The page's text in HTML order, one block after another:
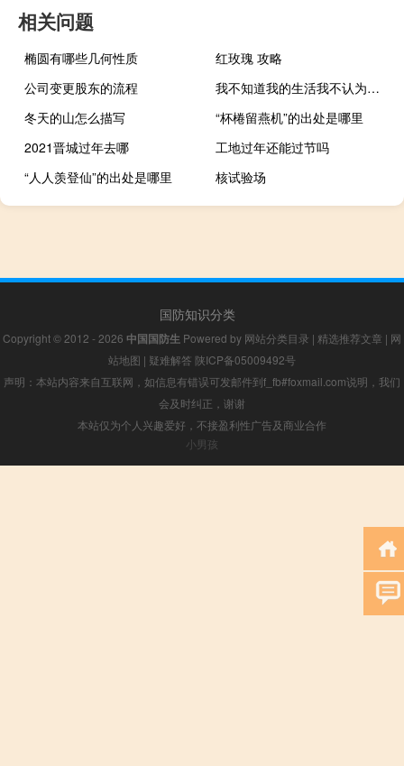
相关问题
椭圆有哪些几何性质
红玫瑰 攻略
公司变更股东的流程
我不知道我的生活我不认为我是一个绅士我不知道我的举止
冬天的山怎么描写
“杯棬留燕机”的出处是哪里
2021晋城过年去哪
工地过年还能过节吗
“人人羡登仙”的出处是哪里
核试验场
国防知识分类
Copyright © 2012 - 2026 中国国防生 Powered by 网站分类目录 | 精选推荐文章 | 网
站地图 | 疑难解答 陕ICP备05009492号
声明：本站内容来自互联网，如信息有错误可发邮件到f_fb#foxmail.com说明，我们
会及时纠正，谢谢
本站仅为个人兴趣爱好，不接盈利性广告及商业合作
小男孩